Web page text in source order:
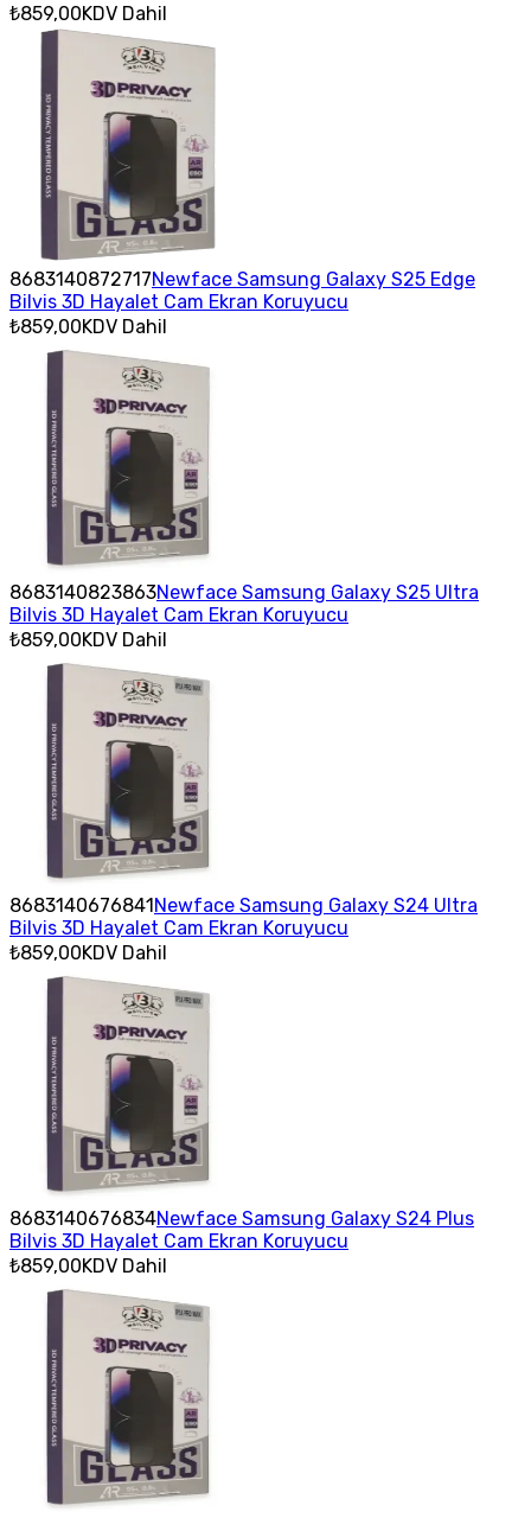
₺859,00KDV Dahil
8683140872717Newface Samsung Galaxy S25 Edge
Bilvis 3D Hayalet Cam Ekran Koruyucu
₺859,00KDV Dahil
8683140823863Newface Samsung Galaxy S25 Ultra
Bilvis 3D Hayalet Cam Ekran Koruyucu
₺859,00KDV Dahil
8683140676841Newface Samsung Galaxy S24 Ultra
Bilvis 3D Hayalet Cam Ekran Koruyucu
₺859,00KDV Dahil
8683140676834Newface Samsung Galaxy S24 Plus
Bilvis 3D Hayalet Cam Ekran Koruyucu
₺859,00KDV Dahil